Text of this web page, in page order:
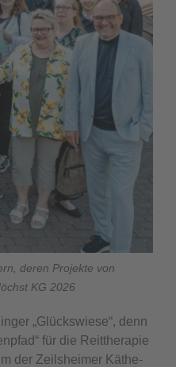
deren Projekte von
KG 2026
„Glückswiese“, denn
für die Reittherapie
der Zeilsheimer Käthe-